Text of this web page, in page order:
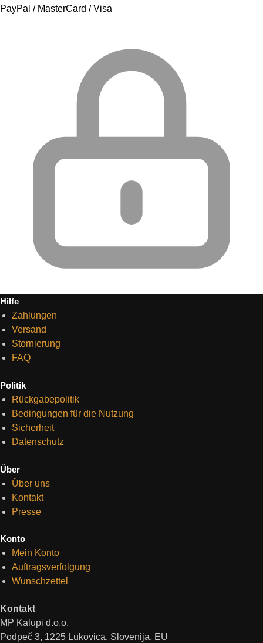
PayPal / MasterCard / Visa
Hilfe
Zahlungen
Versand
Stornierung
FAQ
Politik
Rückgabepolitik
Bedingungen für die Nutzung
Sicherheit
Datenschutz
Über
Über uns
Kontakt
Presse
Konto
Mein Konto
Auftragsverfolgung
Wunschzettel
Kontakt
MP Kalupi d.o.o.
Podpeč 3, 1225 Lukovica, Slovenija, EU